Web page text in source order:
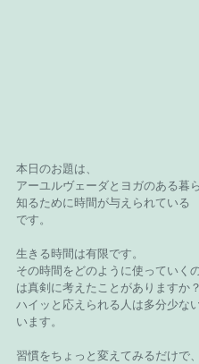
本日のお題は、
アーユルヴェーダとヨガのある暮
知るために時間が与えられている
です。
生きる時間は有限です。
その時間をどのように使っていく
は真剣に考えたことがありますか？
ハイッと応えられる人は多分少な
います。
習慣をちょっと変えてみるだけで、